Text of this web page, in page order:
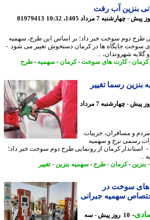
81979413
دوم سوخت خبر داد؛ بر اساس این طرح، سهمیه
سوخت جایگاه ها در کرمان دستخوش تغییر می شود. -
شهروندان، ...
-کارت های سوخت-کرمان -سهمیه-طرح
بنزین رسما تغییر
9 روز پیش - چهارشنبه 7 مرداد
و مسافران، جزییات
نرخ و سهمیه
- استاندار کرمان از رونمایی طرح دوم سوخت خبر داد؛
- کرمان -طرح-سهمیه بنزین- تغییر
سوخت در
سهمیه جبرانی
-
10 روز پیش - سه